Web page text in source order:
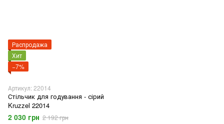
Распродажа
Хит
−7%
Артикул: 22014
Стільчик для годування - сірий
Kruzzel 22014
2 030 грн 2 192 грн